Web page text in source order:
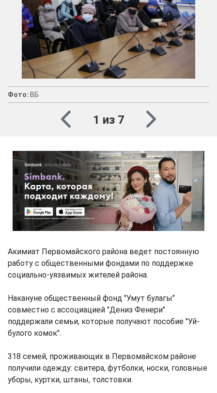
Фото: ВБ
1 из 7
Акимиат Первомайского района ведет постоянную
работу с общественными фондами по поддержке
социально-уязвимых жителей района.
Накануне общественный фонд "Умут булагы"
совместно с ассоциацией "Дениз Фенери"
поддержали семьи, которые получают пособие "Уй-
булого комок".
318 семей, проживающих в Первомайском районе
получили одежду: свитера, футболки, носки, головные
уборы, куртки, штаны, толстовки.